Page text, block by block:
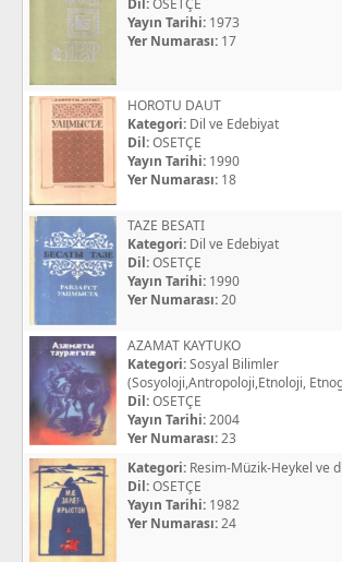
Dil:OSETÇE
Yayın Tarihi: 1973
Yer Numarası: 17
HOROTU DAUT
Kategori: Dil ve Edebiyat
Dil:OSETÇE
Yayın Tarihi: 1990
Yer Numarası: 18
TAZE BESATI
Kategori: Dil ve Edebiyat
Dil:OSETÇE
Yayın Tarihi: 1990
Yer Numarası:20
AZAMAT KAYTUKO
Kategori:Sosyal Bilimler
(Sosyoloji,Antropoloji,Etnoloji,
Dil:OSETÇE
Yayın Tarihi:2004
Yer Numarası:23
Kategori: Resim-Müzik-Heykel ve
Dil:OSETÇE
Yayın Tarihi: 1982
Yer Numarası:24